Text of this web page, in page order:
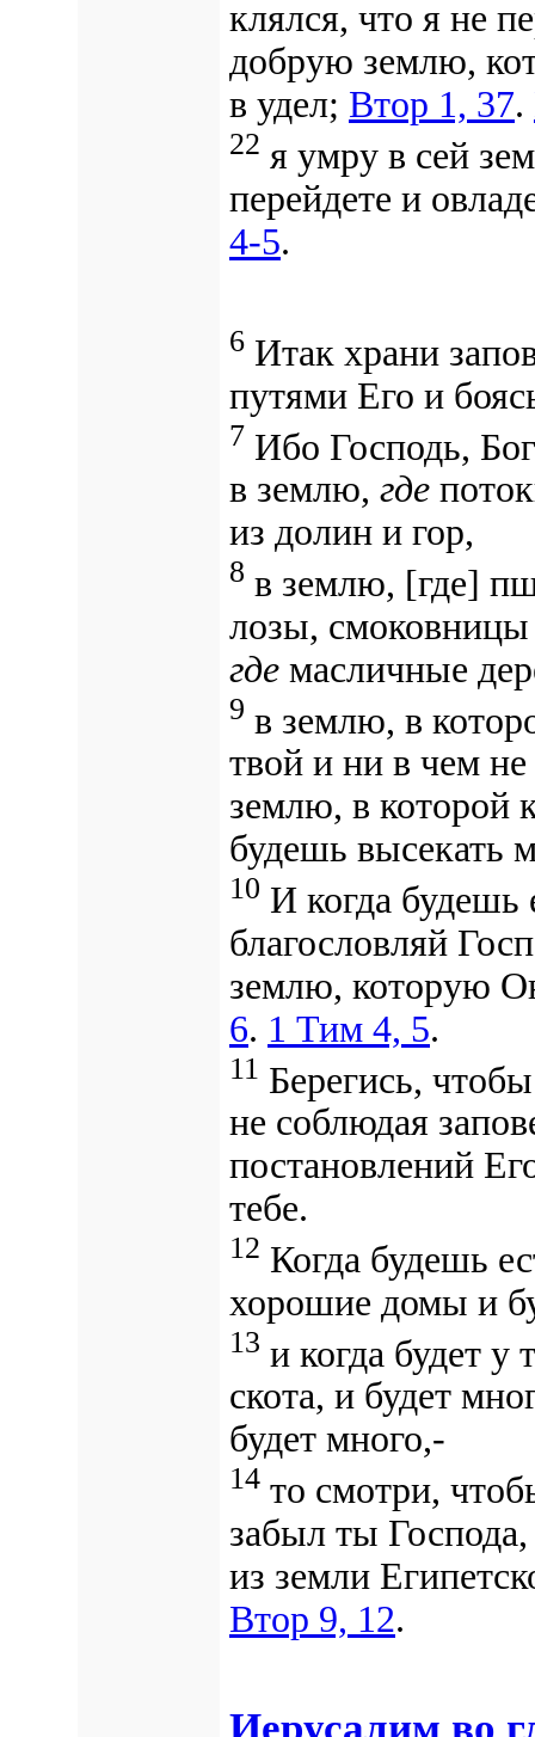
клялся, что я не
добрую землю,
в удел; Втор 1, 37.
22 я умру в сей
перейдете и
4-5.
6 Итак храни
путями Его и
7 Ибо Господь,
в землю, где
из долин и гор,
8 в землю, [где]
лозы, смоковницы
где масличные
9 в землю, в
твой и ни в чем
землю, в которой
будешь высекать
10 И когда будешь
благословляй
землю, которую
6. 1 Тим 4, 5.
11 Берегись,
не соблюдая
постановлений
тебе.
12 Когда будешь
хорошие домы и
13 и когда будет у
скота, и будет
будет много,-
14 то смотри,
забыл ты
из земли
Втор 9, 12.
Иерусалим во